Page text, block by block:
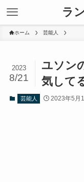
ラ
ホーム 芸能人
ユソン
気して
2023
8/21
芸能人 2023年5月